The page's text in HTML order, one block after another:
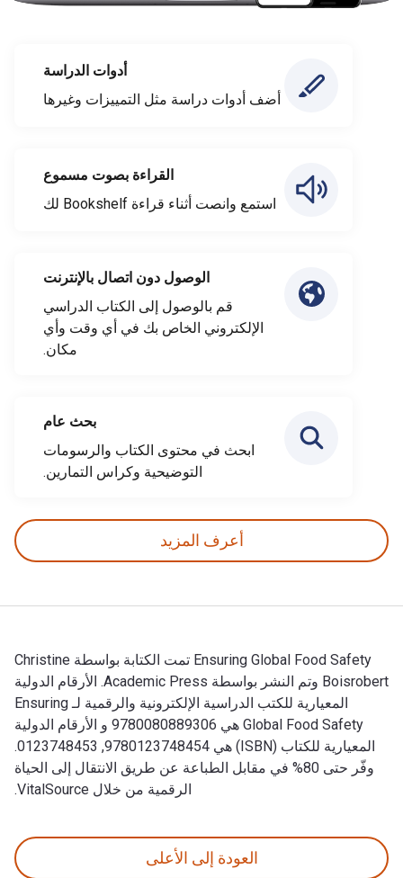
أدوات الدراسة
أضف أدوات دراسة مثل التمييزات وغيرها
القراءة بصوت مسموع
استمع وانصت أثناء قراءة Bookshelf لك
الوصول دون اتصال بالإنترنت
قم بالوصول إلى الكتاب الدراسي
الإلكتروني الخاص بك في أي وقت وأي
مكان.
بحث عام
ابحث في محتوى الكتاب والرسومات
التوضيحية وكراس التمارين.
أعرف المزيد
Ensuring Global Food Safety تمت الكتابة بواسطة Christine
Boisrobert وتم النشر بواسطة Academic Press. الأرقام الدولية
المعيارية للكتب الدراسية الإلكترونية والرقمية لـ Ensuring
Global Food Safety هي 9780080889306 و الأرقام الدولية
المعيارية للكتاب (ISBN) هي 9780123748454, 0123748453.
وفّر حتى 80% في مقابل الطباعة عن طريق الانتقال إلى الحياة
الرقمية من خلال VitalSource.
العودة إلى الأعلى